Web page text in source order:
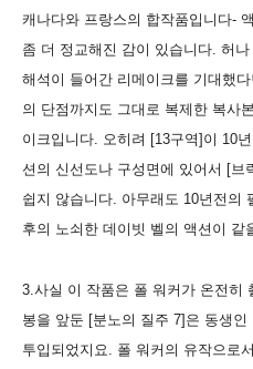
캐나다와 프랑스의 합작품입니다-
좀 더 정교해진 감이 있습니다. 허
해석이 들어간 리메이크를 기대했
의 단점까지도 그대로 복제한 복사
이크입니다. 오히려 [13구역]이 10
션의 신선도나 구성면에 있어서 [
쉽지 않습니다. 아무래도 10년전의
후의 노쇠한 데이빗 벨의 액션이 같
3.사실 이 작품은 폴 워커가 온전히
봉을 앞둔 [분노의 질주 7]은 동생
투입되었지요. 폴 워커의 유작으로